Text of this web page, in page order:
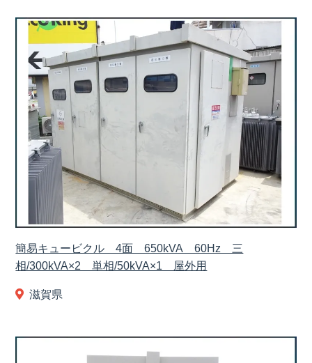
簡易キュービクル 4面 650kVA 60Hz 三
相/300kVA×2 単相/50kVA×1 屋外用
滋賀県